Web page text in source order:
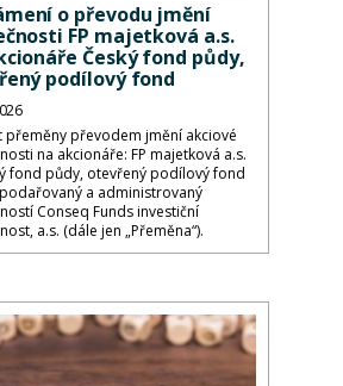
o převodu jmění
FP majetková a.s.
Český fond půdy,
podílový fond
přeměny převodem jmění akciové
na akcionáře: FP majetková a.s.
fond půdy, otevřený podílový fond
a administrovaný
Conseq Funds investiční
a.s. (dále jen „Přeměna“).